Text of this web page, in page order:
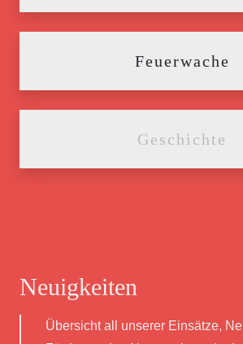
Feuerwache
Geschichte
Neuigkeiten
Übersicht all unserer Einsätze,